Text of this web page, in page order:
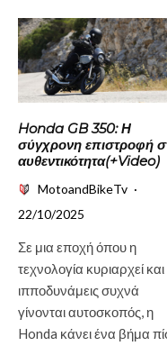
Honda GB 350: Η
σύγχρονη επιστροφή
αυθεντικότητα(+Video)
MotoandBikeTv ·
22/10/2025
Σε μια εποχή όπου η
τεχνολογία κυριαρχεί και
ιπποδυνάμεις συχνά
γίνονται αυτοσκοπός, η
Honda κάνει ένα βήμα